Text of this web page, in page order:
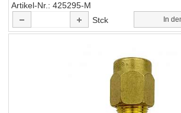
Artikel-Nr. 425295-M
Stck
In